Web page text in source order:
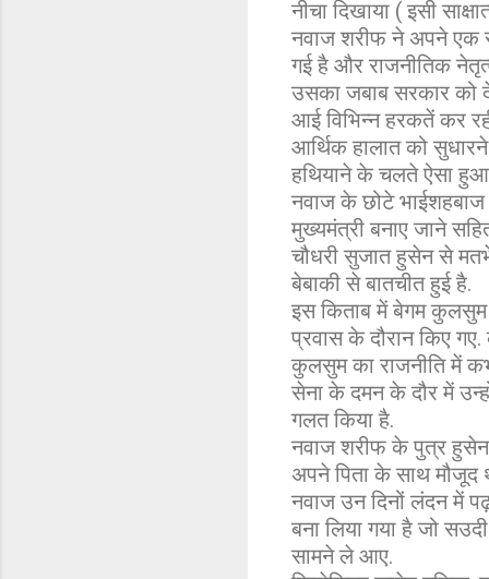
नीचा दिखाया ( इसी
नवाज शरीफ ने अपने एक
गई है और राजनीतिक
उसका जबाब सरकार को
आई विभिन्न हरकतें कर
आर्थिक हालात को
हथियाने के चलते ऐसा
नवाज के छोटे भाईशहबाज
मुख्यमंत्री बनाए जाने
चौधरी सुजात हुसेन से
बेबाकी से बातचीत हुई है.
इस किताब में बेगम कुलसुम
प्रवास के दौरान किए
कुलसुम का राजनीति में
सेना के दमन के दौर में
गलत किया है.
नवाज शरीफ के पुत्र हुसेन
अपने पिता के साथ मौजूद
नवाज उन दिनों लंदन में
बना लिया गया है जो
सामने ले आए.